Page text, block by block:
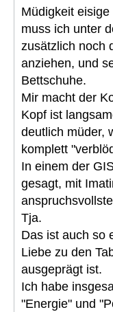
Müdigkeit
muss ich unter
zusätzlich noch
anziehen, und
Bettschuhe.
Mir macht der
Kopf ist
deutlich müder,
komplett
In einem der
gesagt, mit
Tja.
Das ist auch so
Liebe zu den
ausgeprägt ist.
Ich habe
"Energie" und